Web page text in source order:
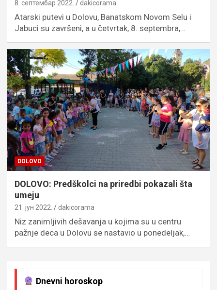
8. септембар 2022. dakicorama
Atarski putevi u Dolovu, Banatskom Novom Selu i
Jabuci su završeni, a u četvrtak, 8. septembra,…
DOLOVO
DOLOVO: Predškolci na priredbi pokazali šta
umeju
21. јун 2022. dakicorama
Niz zanimljivih dešavanja u kojima su u centru
pažnje deca u Dolovu se nastavio u ponedeljak,…
Dnevni horoskop